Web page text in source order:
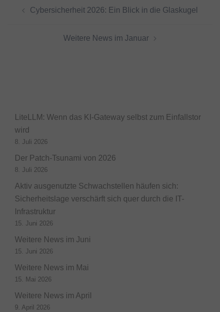
Cybersicherheit 2026: Ein Blick in die Glaskugel
Weitere News im Januar
LiteLLM: Wenn das KI-Gateway selbst zum Einfallstor
wird
8. Juli 2026
Der Patch-Tsunami von 2026
8. Juli 2026
Aktiv ausgenutzte Schwachstellen häufen sich:
Sicherheitslage verschärft sich quer durch die IT-
Infrastruktur
15. Juni 2026
Weitere News im Juni
15. Juni 2026
Weitere News im Mai
15. Mai 2026
Weitere News im April
9. April 2026